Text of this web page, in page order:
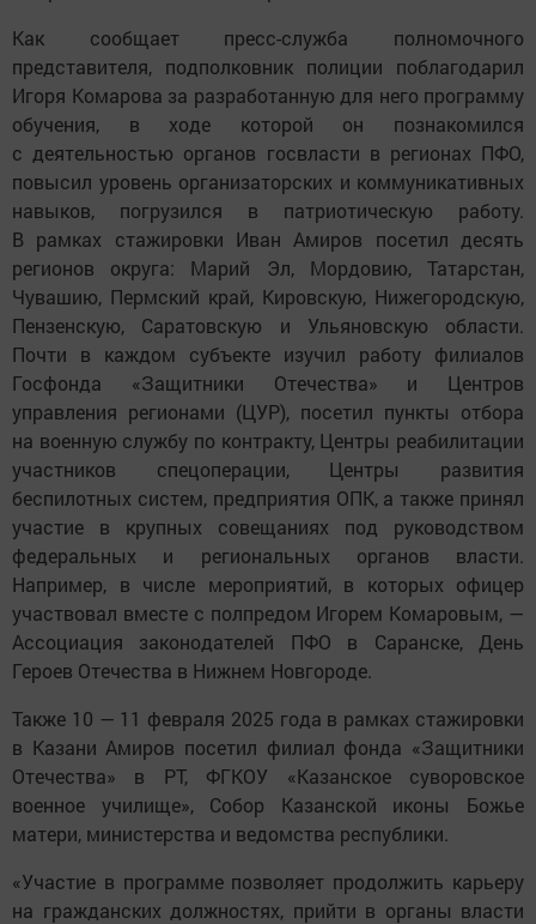
Как сообщает пресс-служба полномочного
представителя, подполковник полиции поблагодарил
Игоря Комарова за разработанную для него программу
обучения, в ходе которой он познакомился
с деятельностью органов госвласти в регионах ПФО,
повысил уровень организаторских и коммуникативных
навыков, погрузился в патриотическую работу.
В рамках стажировки Иван Амиров посетил десять
регионов округа: Марий Эл, Мордовию, Татарстан,
Чувашию, Пермский край, Кировскую, Нижегородскую,
Пензенскую, Саратовскую и Ульяновскую области.
Почти в каждом субъекте изучил работу филиалов
Госфонда «Защитники Отечества» и Центров
управления регионами (ЦУР), посетил пункты отбора
на военную службу по контракту, Центры реабилитации
участников спецоперации, Центры развития
беспилотных систем, предприятия ОПК, а также принял
участие в крупных совещаниях под руководством
федеральных и региональных органов власти.
Например, в числе мероприятий, в которых офицер
участвовал вместе с полпредом Игорем Комаровым, —
Ассоциация законодателей ПФО в Саранске, День
Героев Отечества в Нижнем Новгороде.
Также 10 — 11 февраля 2025 года в рамках стажировки
в Казани Амиров посетил филиал фонда «Защитники
Отечества» в РТ, ФГКОУ «Казанское суворовское
военное училище», Собор Казанской иконы Божье
матери, министерства и ведомства республики.
«Участие в программе позволяет продолжить карьеру
на гражданских должностях, прийти в органы власти